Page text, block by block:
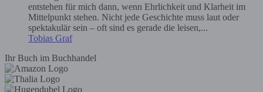
entstehen für mich dann, wenn Ehrlichkeit und Klarheit im
Mittelpunkt stehen. Nicht jede Geschichte muss laut oder
spektakulär sein – oft sind es gerade die leisen,...
Tobias Graf
Ihr Buch im Buchhandel